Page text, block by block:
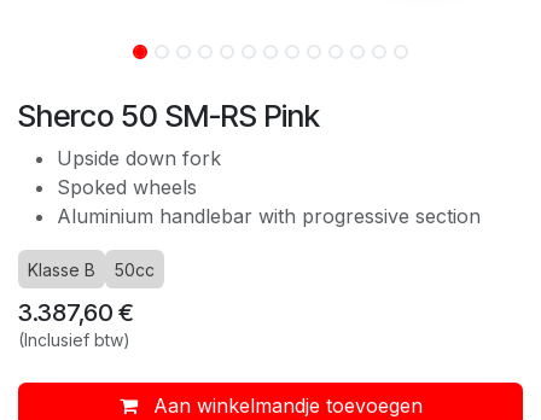
Sherco 50 SM-RS Pink
Upside down fork
Spoked wheels
Aluminium handlebar with progressive section
Klasse B 50cc
3.387,60 €
(Inclusief btw)
Aan winkelmandje toevoegen